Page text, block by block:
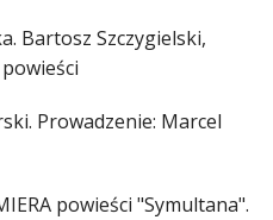
Bartosz Szczygielski,
powieści
Prowadzenie: Marcel
powieści "Symultana".